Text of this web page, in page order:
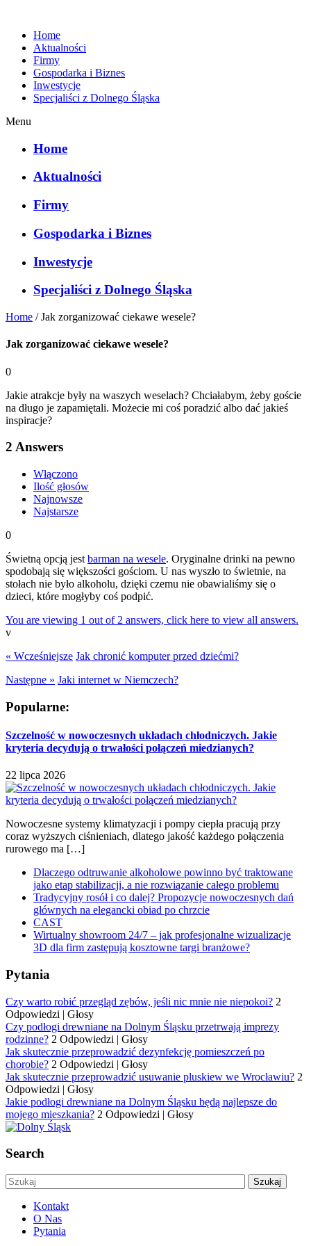
Home
Aktualności
Firmy
Gospodarka i Biznes
Inwestycje
Specjaliści z Dolnego Śląska
Menu
Home
Aktualności
Firmy
Gospodarka i Biznes
Inwestycje
Specjaliści z Dolnego Śląska
Home /Jak zorganizować ciekawe wesele?
Jak zorganizować ciekawe wesele?
0
Jakie atrakcje były na waszych weselach? Chciałabym, żeby goście
na długo je zapamiętali. Możecie mi coś poradzić albo dać jakieś
inspiracje?
2 Answers
Włączono
Ilość głosów
Najnowsze
Najstarsze
0
Świetną opcją jest barman na wesele. Oryginalne drinki na pewno
spodobają się większości gościom. U nas wyszło to świetnie, na
stołach nie było alkoholu, dzięki czemu nie obawialiśmy się o
dzieci, które mogłyby coś podpić.
You are viewing 1 out of 2 answers, click here to view all answers.
v
« Wcześniejsze Jak chronić komputer przed dziećmi?
Następne » Jaki internet w Niemczech?
Popularne:
Szczelność w nowoczesnych układach chłodniczych. Jakie
kryteria decydują o trwałości połączeń miedzianych?
22 lipca 2026
Nowoczesne systemy klimatyzacji i pompy ciepła pracują przy
coraz wyższych ciśnieniach, dlatego jakość każdego połączenia
rurowego ma […]
Dlaczego odtruwanie alkoholowe powinno być traktowane
jako etap stabilizacji, a nie rozwiązanie całego problemu
Tradycyjny rosół i co dalej? Propozycje nowoczesnych dań
głównych na elegancki obiad po chrzcie
CAST
Wirtualny showroom 24/7 – jak profesjonalne wizualizacje
3D dla firm zastępują kosztowne targi branżowe?
Pytania
Czy warto robić przegląd zębów, jeśli nic mnie nie niepokoi? 2
Odpowiedzi | Głosy
Czy podłogi drewniane na Dolnym Śląsku przetrwają imprezy
rodzinne? 2 Odpowiedzi | Głosy
Jak skutecznie przeprowadzić dezynfekcję pomieszczeń po
chorobie? 2 Odpowiedzi | Głosy
Jak skutecznie przeprowadzić usuwanie pluskiew we Wrocławiu? 2
Odpowiedzi | Głosy
Jakie podłogi drewniane na Dolnym Śląsku będą najlepsze do
mojego mieszkania? 2 Odpowiedzi | Głosy
Search
Kontakt
O Nas
Pytania